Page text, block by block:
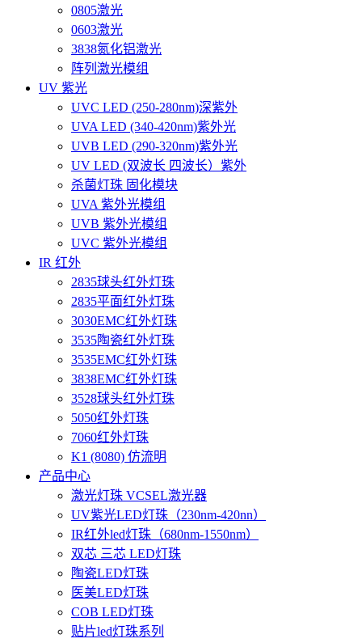
0805激光
0603激光
3838氮化铝激光
阵列激光模组
UV 紫光
UVC LED (250-280nm)深紫外
UVA LED (340-420nm)紫外光
UVB LED (290-320nm)紫外光
UV LED (双波长 四波长）紫外
杀菌灯珠 固化模块
UVA 紫外光模组
UVB 紫外光模组
UVC 紫外光模组
IR 红外
2835球头红外灯珠
2835平面红外灯珠
3030EMC红外灯珠
3535陶瓷红外灯珠
3535EMC红外灯珠
3838EMC红外灯珠
3528球头红外灯珠
5050红外灯珠
7060红外灯珠
K1 (8080) 仿流明
产品中心
激光灯珠 VCSEL激光器
UV紫光LED灯珠（230nm-420nn）
IR红外led灯珠（680nm-1550nm）
双芯 三芯 LED灯珠
陶瓷LED灯珠
医美LED灯珠
COB LED灯珠
贴片led灯珠系列